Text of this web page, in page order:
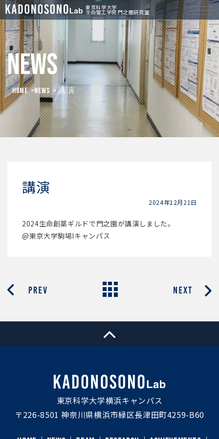
東京科学大学
生命理工学院 門之園研究室
News
HOME >News > 講演
講演
2024年12月21日
2024生命創薬ギルドで門之園が講演しました。
@東京⼤学駒場Iキャンパス
東京科学大学横浜キャンパス
〒226-8501 神奈川県横浜市緑区長津田町4259-B60